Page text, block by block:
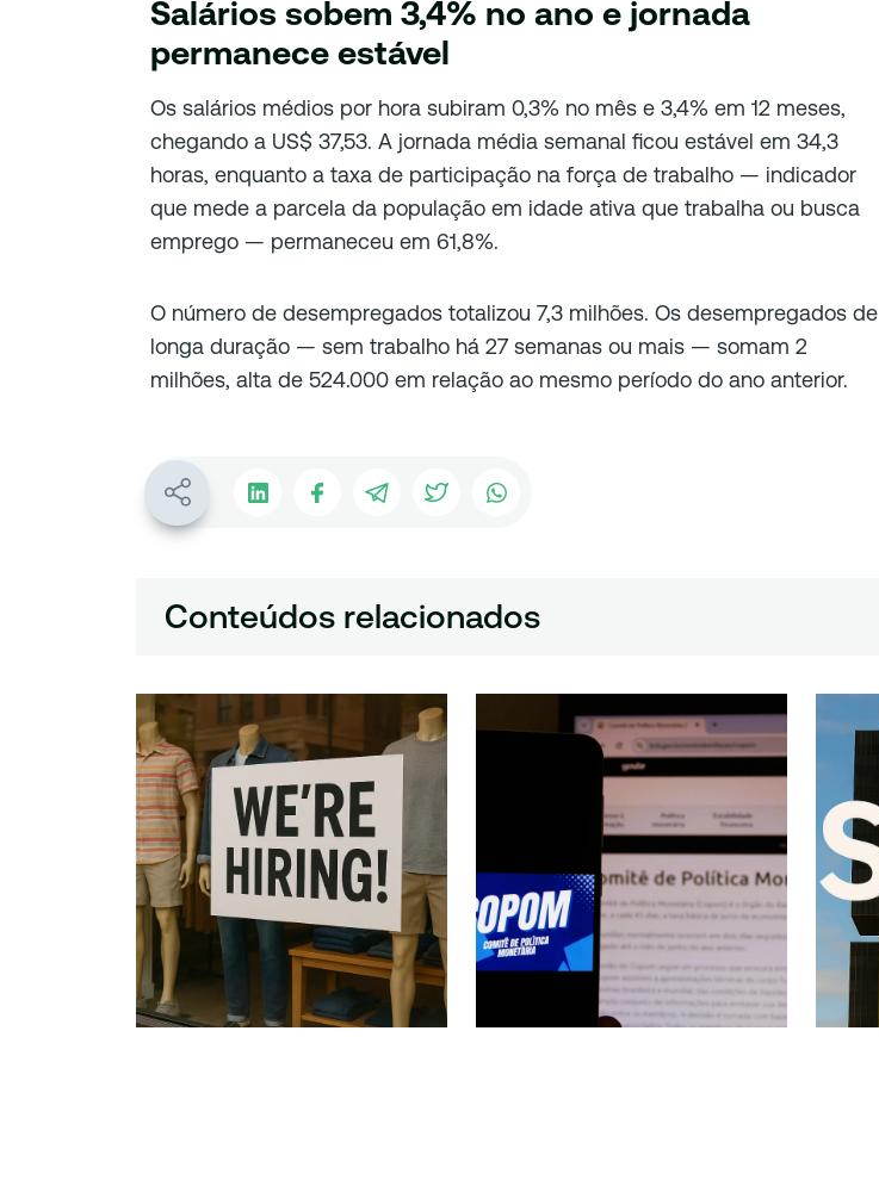
Salários sobem 3,4% no ano e jornada
permanece estável
Os salários médios por hora subiram 0,3% no mês e 3,4% em 12 meses,
chegando a US$ 37,53. A jornada média semanal ficou estável em 34,3
horas, enquanto a taxa de participação na força de trabalho — indicador
que mede a parcela da população em idade ativa que trabalha ou busca
emprego — permaneceu em 61,8%.
O número de desempregados totalizou 7,3 milhões. Os desempregados de
longa duração — sem trabalho há 27 semanas ou mais — somam 2
milhões, alta de 524.000 em relação ao mesmo período do ano anterior.
Conteúdos relacionados